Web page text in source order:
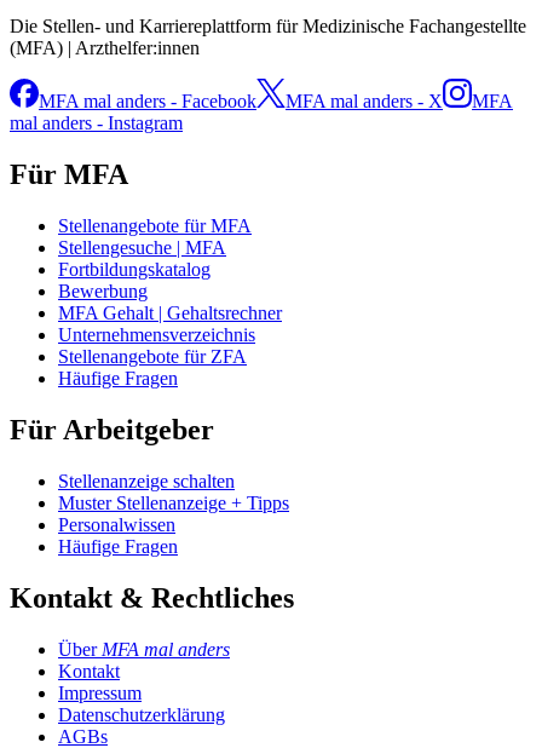
Die Stellen- und Karriereplattform für Medizinische Fachangestellte
(MFA) | Arzthelfer:innen
MFA mal anders - Facebook MFA mal anders - X
MFA
mal anders - Instagram
Für MFA
Stellenangebote für MFA
Stellengesuche | MFA
Fortbildungskatalog
Bewerbung
MFA Gehalt | Gehaltsrechner
Unternehmensverzeichnis
Stellenangebote für ZFA
Häufige Fragen
Für Arbeitgeber
Stellenanzeige schalten
Muster Stellenanzeige + Tipps
Personalwissen
Häufige Fragen
Kontakt & Rechtliches
Über MFA mal anders
Kontakt
Impressum
Datenschutzerklärung
AGBs